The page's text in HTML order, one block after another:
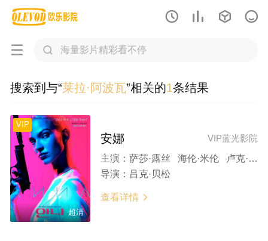
   
 
搜索到与“莱拉·阿波瓦”相关的1条结果
VIP
超清
VIP蓝光影院
安娜
主演： 萨莎·露丝 海伦·米伦 卢克·伊万斯 基里安·墨菲 莱拉·阿波瓦
导演： 吕克·贝松
查看详情 